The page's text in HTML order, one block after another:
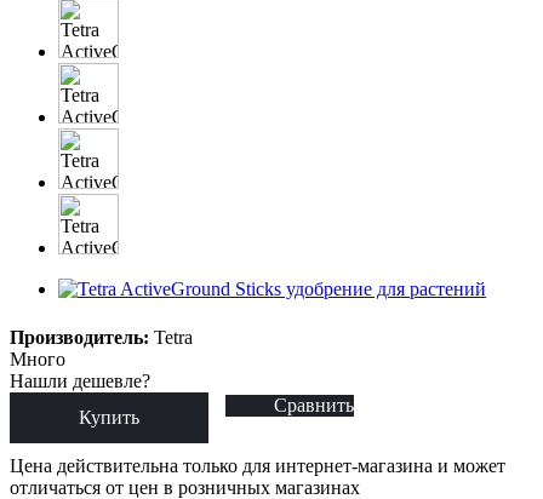
Производитель: Tetra
Много
Нашли дешевле?
Купить
Сравнить
Цена действительна только для интернет-магазина и может
отличаться от цен в розничных магазинах